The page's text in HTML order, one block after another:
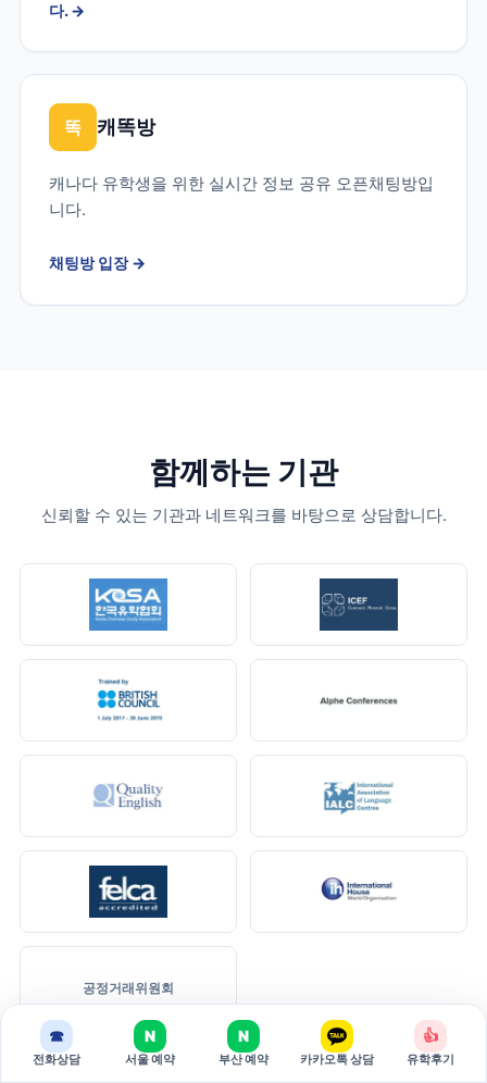
다.→
똑 캐똑방
캐나다 유학생을 위한 실시간 정보 공유 오픈채팅방입
니다.
채팅방 입장→
함께하는 기관
신뢰할 수 있는 기관과 네트워크를 바탕으로 상담합니다.
공정거래위원회
☎
전화상담
N
서울 예약
N
부산 예약 카카오톡 상담
👍
유학후기